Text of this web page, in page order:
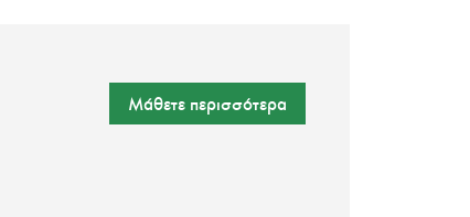
Μάθετε περισσότερα